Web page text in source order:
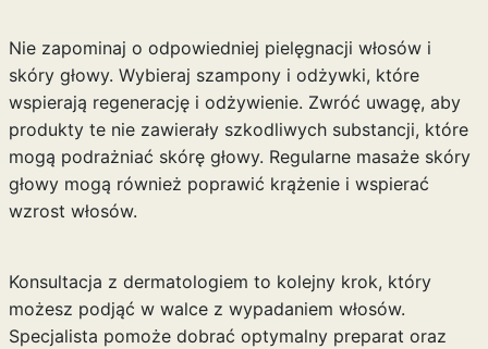
Nie zapominaj o odpowiedniej pielęgnacji włosów i
skóry głowy. Wybieraj szampony i odżywki, które
wspierają regenerację i odżywienie. Zwróć uwagę, aby
produkty te nie zawierały szkodliwych substancji, które
mogą podrażniać skórę głowy. Regularne masaże skóry
głowy mogą również poprawić krążenie i wspierać
wzrost włosów.
Konsultacja z dermatologiem to kolejny krok, który
możesz podjąć w walce z wypadaniem włosów.
Specjalista pomoże dobrać optymalny preparat oraz